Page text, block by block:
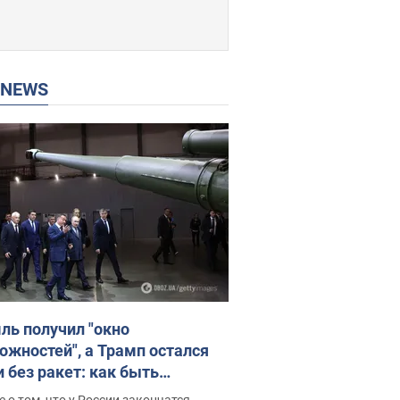
NEWS
получил "окно
а Трамп остался
без ракет: как быть
Интервью с Мельником